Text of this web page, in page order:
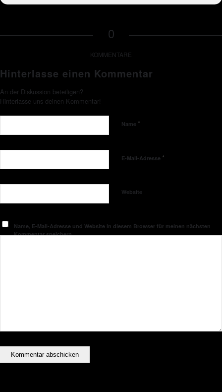
0
KOMMENTARE
Hinterlasse einen Kommentar
An der Diskussion beteiligen?
Hinterlasse uns deinen Kommentar!
Name *
E-Mail-Adresse *
Website
Name, E-Mail-Adresse und Website in diesem Browser für meinen nächsten
Kommentar speichern.